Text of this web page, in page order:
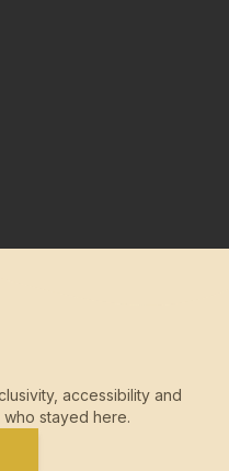
accessibility and
stayed here.